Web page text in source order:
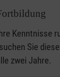
Kenntnisse
Sie
zwei Jahre.